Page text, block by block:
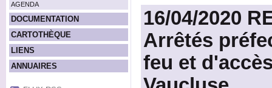
AGENDA
DOCUMENTATION
CARTOTHÈQUE
LIENS
ANNUAIRES
16/04/2020
Arrêtés
feu et